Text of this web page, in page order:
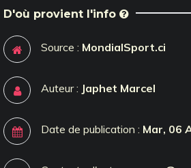
D'où provient l'info
Source : MondialSport.ci
Auteur : Japhet Marcel
Date de publication : Mar, 06